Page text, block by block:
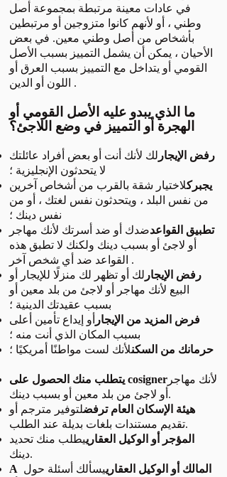
في عادات معينة مرتبطة بمجموعة أصل
وطني ، أو لأنهم كانوا متزوجين أو مرتبطين
بأشخاص من أصل وطني معين. في بعض
الأحيان ، يمكن أن يشمل التمييز بسبب الأصل
القومي أو يتداخل مع التمييز بسبب العرق أو
اللون أو الدين .
ما الذي يبدو عليه الأصل القومي أو
الهجرة أو التمييز في وضع اللاجئ؟
رفض الإيجار لك لأنك أنت أو بعض أفراد عائلتك
يجبركلاختيار شقة بالقرب من أشخاص آخرين
من نفس البلد ، ويتحدثون نفس لغتك ، أو من
تطبيق القواعدضدك أو ضد أسرتك لأنك مهاجر
أو لاجئ أو بسبب دينك ولكنك لا تطبق هذه
القواعد ضد أي شخص آخر .
رفض الإيجار لك أو تظهر لك منزلًا للإيجار أو
البيع لأنك مهاجر أو لاجئ من بلد معين أو
فرض المزيد من الإيجار أو إيداع تأمين أعلى
حرمانك من السكنلأنك لست مواطنًا أمريكيًا ؛
يتطلب منك الحصول على cosigner لأنك مهاجر
أو لاجئ من بلد معين أو بسبب دينك.
هيئة الإسكان العام ترفضلتوفير مترجم أو
تقديم مستندات بلغات بديلة عند الطلب.
المؤجر أو الوكيل العقارييطلب منك تحديد
دينك.
A المالك أو الوكيل العقارييسألك أسئلة حول